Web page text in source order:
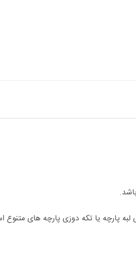
پارچه یا تکه دوزی پارچه های متنوع